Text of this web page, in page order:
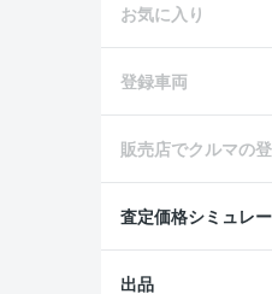
お気に入り
登録車両
販売店でクルマの
査定価格シミュレ
出品